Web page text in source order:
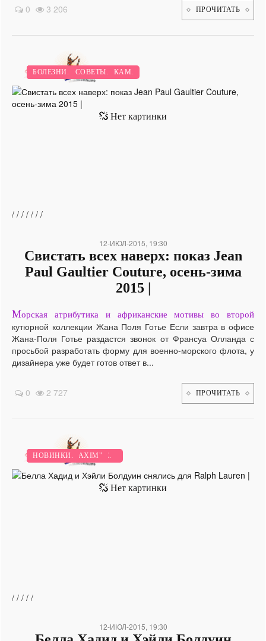
0 3 206 ПРОЧИТАТЬ
ГОТОВИМ К ПРАЗДНИКАМ.
/
НОВИНКИ.
/
ПЕРВЫЕ БЛЮДА.
/
РАБОТА.
/
ВТОРЫЕ БЛЮДА.
/
ПОЛЕЗНЫЕ СОВЕТЫ.
/
ВИДЕО.
/
БОЛЕЗНИ.
12-ИЮЛ-2015, 19:30
Свистать всех наверх: показ Jean
Paul Gaultier Couture, осень-зима
2015 |
Морская атрибутика и африканские мотивы во второй
кутюрной коллекции Жана Поля Готье Если завтра в офисе
Жана-Поля Готье раздастся звонок от Франсуа Олланда с
просьбой разработать форму для военно-морского флота, у
дизайнера уже будет готов ответ в...
0 2 727 ПРОЧИТАТЬ
МОДНЫЕ ТЕНДЕНЦИИ.
/
ЗВЕЗДНЫЙ СТИЛЬ.
/
МАМИНО ЗДОРОВЬЕ.
/
ВИДЕО.
/
ЖУРНАЛ "MAXIM"
/
НОВИНКИ.
12-ИЮЛ-2015, 19:30